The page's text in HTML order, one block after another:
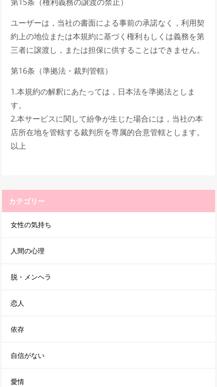
第15条（権利義務の譲渡の禁止）
ユーザーは，当社の書面による事前の承諾なく，利用契
約上の地位または本規約に基づく権利もしくは義務を第
三者に譲渡し，または担保に供することはできません。
第16条（準拠法・裁判管轄）
1.本規約の解釈にあたっては，日本法を準拠法としま
す。
2.本サービスに関して紛争が生じた場合には，当社の本
店所在地を管轄する裁判所を専属的合意管轄とします。
以上
カテゴリー
女性の気持ち
人間の心理
脱・メンヘラ
恋人
依存
自信がない
愛情